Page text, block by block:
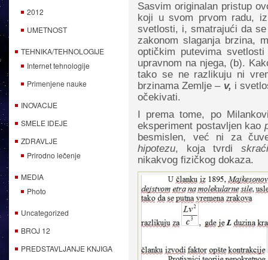
2012
UMETNOST
TEHNIKA/TEHNOLOGIJE
Internet tehnologije
Primenjene nauke
INOVACIJE
SMELE IDEJE
ZDRAVLJE
Prirodno lečenje
MEDIA
Photo
Uncategorized
BROJ 12
PREDSTAVLJANJE KNJIGA
Sasvim originalan pristup
koji u svom prvom radu,
svetlosti, i, smatrajući da
zakonom slaganja brzina,
optičkim putevima
upravnom na njega, (b).
tako se ne razlikuju ni
brzinama Zemlje – v, i
očekivati.
I prema tome, po
eksperiment postavljen kao
besmislen, već ni za
hipotezu, koja tvrdi
nikakvog fizičkog dokaza.